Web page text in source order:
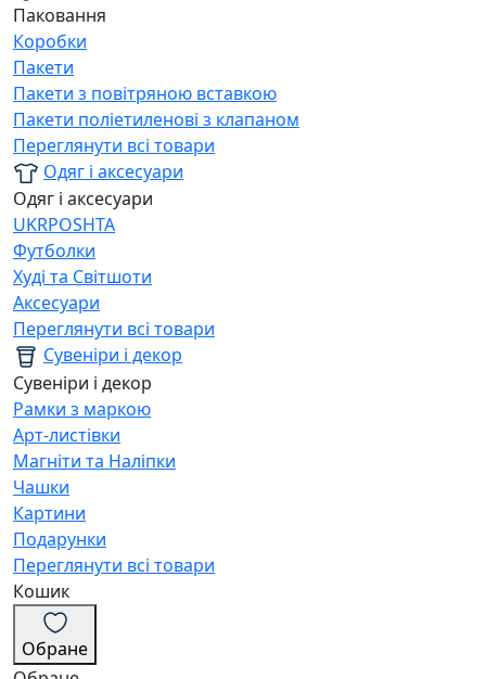
Паковання
Коробки
Пакети
Пакети з повітряною вставкою
Пакети поліетиленові з клапаном
Переглянути всі товари
Одяг і аксесуари
Одяг і аксесуари
UKRPOSHTA
Футболки
Худі та Світшоти
Аксесуари
Переглянути всі товари
Сувеніри і декор
Сувеніри і декор
Рамки з маркою
Арт-листівки
Магніти та Наліпки
Чашки
Картини
Подарунки
Переглянути всі товари
Кошик
Обране